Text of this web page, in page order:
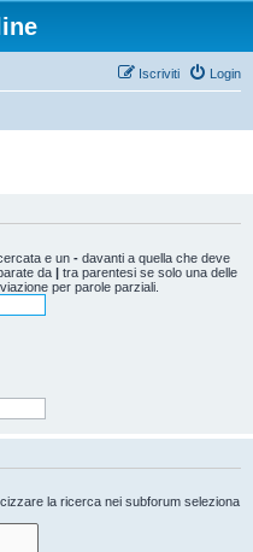
Login
Iscriviti
e un - davanti a quella che deve
da | tra parentesi se solo una delle
per parole parziali.
la ricerca nei subforum seleziona